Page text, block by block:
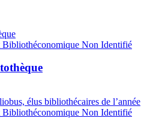
Non Identifié
Non Identifié